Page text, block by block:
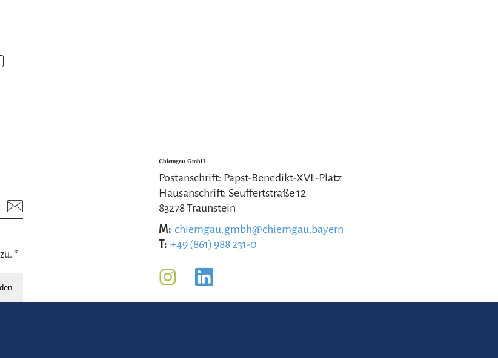
zu. *
Chiemgau GmbH
Postanschrift: Papst-Benedikt-XVI.-Platz
Hausanschrift: Seuffertstraße 12
83278 Traunstein
M: chiemgau.gmbh@chiemgau.bayern
T: +49 (861) 988 231-0